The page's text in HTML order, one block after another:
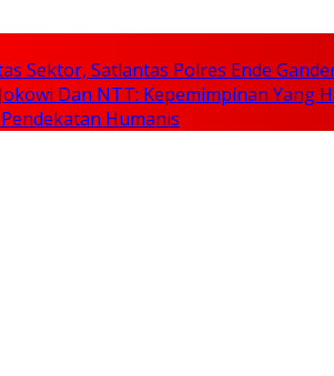
Sektor, Satlantas Polres Ende
Jokowi Dan NTT: Kepemimpinan Yang
Humanis